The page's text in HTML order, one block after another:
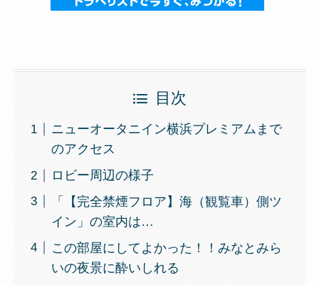
目次
ニューオータニイン横浜プレミアムまで
のアクセス
ロビー周辺の様子
「【完全禁煙フロア】海（観覧車）側ツ
イン」の室内は…
この部屋にしてよかった！！みなとみら
いの夜景に酔いしれる